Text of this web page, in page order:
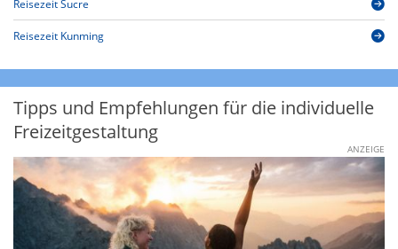
Reisezeit Sucre
Reisezeit Kunming
Tipps und Empfehlungen für die individuelle
Freizeitgestaltung
ANZEIGE